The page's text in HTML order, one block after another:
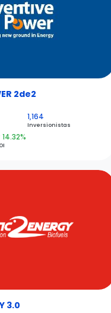
2de2
1,164
Inversionistas
14.32%
3.0